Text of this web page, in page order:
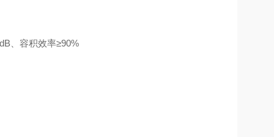
、容积效率≥90%